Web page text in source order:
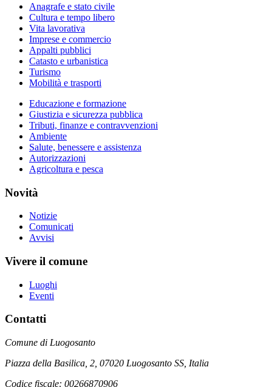
Anagrafe e stato civile
Cultura e tempo libero
Vita lavorativa
Imprese e commercio
Appalti pubblici
Catasto e urbanistica
Turismo
Mobilità e trasporti
Educazione e formazione
Giustizia e sicurezza pubblica
Tributi, finanze e contravvenzioni
Ambiente
Salute, benessere e assistenza
Autorizzazioni
Agricoltura e pesca
Novità
Notizie
Comunicati
Avvisi
Vivere il comune
Luoghi
Eventi
Contatti
Comune di Luogosanto
Piazza della Basilica, 2, 07020 Luogosanto SS, Italia
Codice fiscale: 00266870906